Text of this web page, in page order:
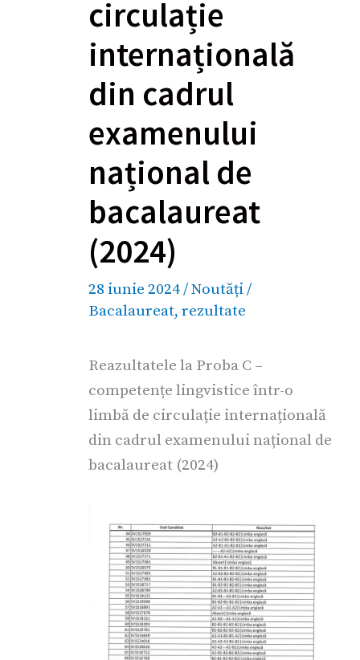
circulație
internațională
din cadrul
examenului
național de
bacalaureat
(2024)
28 iunie 2024/Noutăți/
Bacalaureat, rezultate
Reazultatele la Proba C –
competențe lingvistice într-o
limbă de circulație internațională
din cadrul examenului național de
bacalaureat (2024)